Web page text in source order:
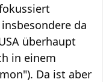
da
überhaupt
in einem
Da ist aber